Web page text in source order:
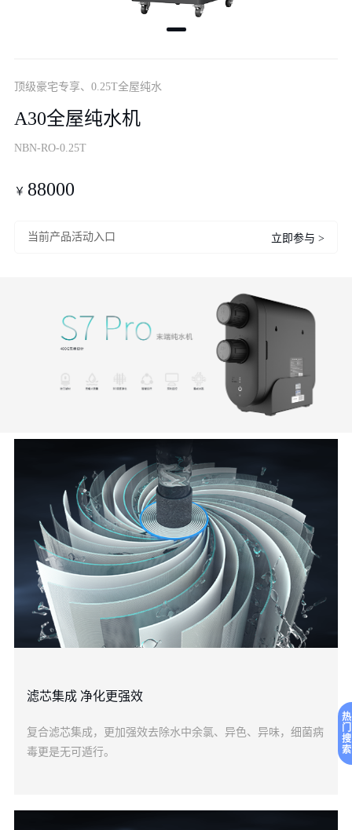
顶级豪宅专享、 0.25T全屋纯水
A30全屋纯水机
NBN-RO-0.25T
￥ 88000
当前产品活动入口
滤芯集成 净化更强效
复合滤芯集成，更加强效去除水中余氯、异色、异味，细菌病
毒更是无可遁行。
热
门
搜
索